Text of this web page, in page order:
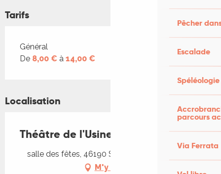
Pêcher
Escalade
Spéléologie
parcours
Via Ferrata
Tarifs
Tarifs 2026
Général
De 8,00 € à 14,00 €
Localisation
Théâtre de l'Usine - La tournée
salle des fêtes, 46190 Sousceyrac-en-Quercy
M'y rendre